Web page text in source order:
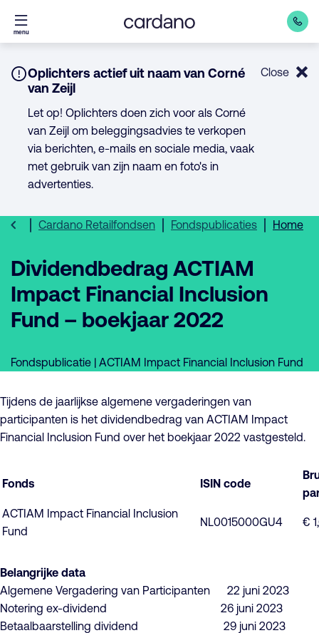
Direct
naar
menu
Notice:
Oplichters actief uit naam van Corné
van Zeijl
Let op! Oplichters doen zich voor als Corné
van Zeijl om beleggingsadvies te verkopen
via berichten, e-mails en sociale media, vaak
met gebruik van zijn naam en foto's in
advertenties.
Close
Home
Fondspublicaties
Cardano Retailfondsen
Dividendbedrag ACTIAM
Impact Financial Inclusion
Fund – boekjaar 2022
Fondspublicatie | ACTIAM Impact Financial Inclusion Fund
Tijdens de jaarlijkse algemene vergaderingen van
participanten is het dividendbedrag van ACTIAM Impact
Financial Inclusion Fund over het boekjaar 2022 vastgesteld.
Fonds ISIN code
ACTIAM Impact Financial Inclusion
Fund
NL0015000GU4 €
Belangrijke data
Algemene Vergadering van Participanten 22 juni 2023
Notering ex-dividend 26 juni 2023
Betaalbaarstelling dividend 29 juni 2023